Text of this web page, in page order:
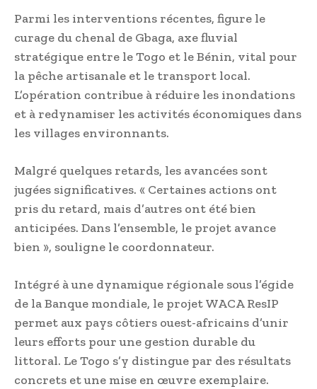
Parmi les interventions récentes, figure le
curage du chenal de Gbaga, axe fluvial
stratégique entre le Togo et le Bénin, vital pour
la pêche artisanale et le transport local.
L’opération contribue à réduire les inondations
et à redynamiser les activités économiques dans
les villages environnants.
Malgré quelques retards, les avancées sont
jugées significatives. « Certaines actions ont
pris du retard, mais d’autres ont été bien
anticipées. Dans l’ensemble, le projet avance
bien », souligne le coordonnateur.
Intégré à une dynamique régionale sous l’égide
de la Banque mondiale, le projet WACA ResIP
permet aux pays côtiers ouest-africains d’unir
leurs efforts pour une gestion durable du
littoral. Le Togo s’y distingue par des résultats
concrets et une mise en œuvre exemplaire.